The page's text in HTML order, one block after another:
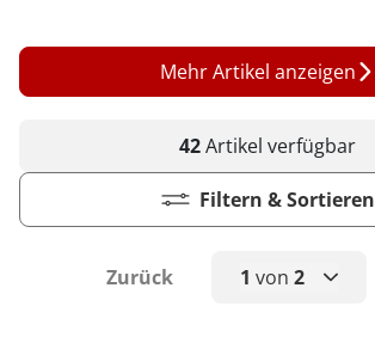
Mehr Artikel anzeigen
42Artikel verfügbar
Zurück 1 von 2
Filtern & Sortieren